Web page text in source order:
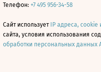
Телефон: +7 495 956-34-58
Сайт использует IP адреса,
сайта, условия использования
обработки персональных данных